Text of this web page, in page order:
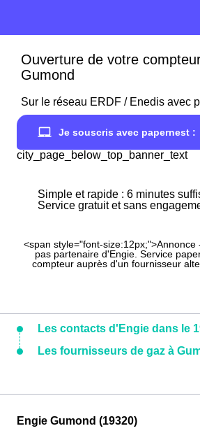
Ouverture de votre
Gumond
Sur le réseau ERDF / Enedis avec
Je souscris avec papernest :
city_page_below_top_banner_text
Simple et rapide : 6 minutes
Service gratuit et sans
<span style="font-
pas partenaire d'Engie. Service
compteur auprès d'un fournisseur
Les contacts d'Engie dans le
Les fournisseurs de gaz à
Engie Gumond (19320)